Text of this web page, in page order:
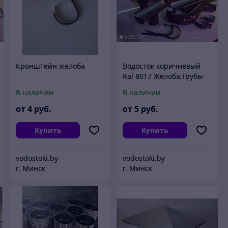
Кронштейн желоба
В наличии
от4 руб.
Купить
vodostoki.by
г. Минск
Водосток коричневый
Ral 8017 Желоба,Трубы
В наличии
от 5 руб.
Купить
vodostoki.by
г. Минск